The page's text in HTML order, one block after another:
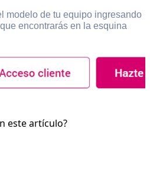
modelo de tu equipo ingresando
encontrarás en la esquina
este artículo?